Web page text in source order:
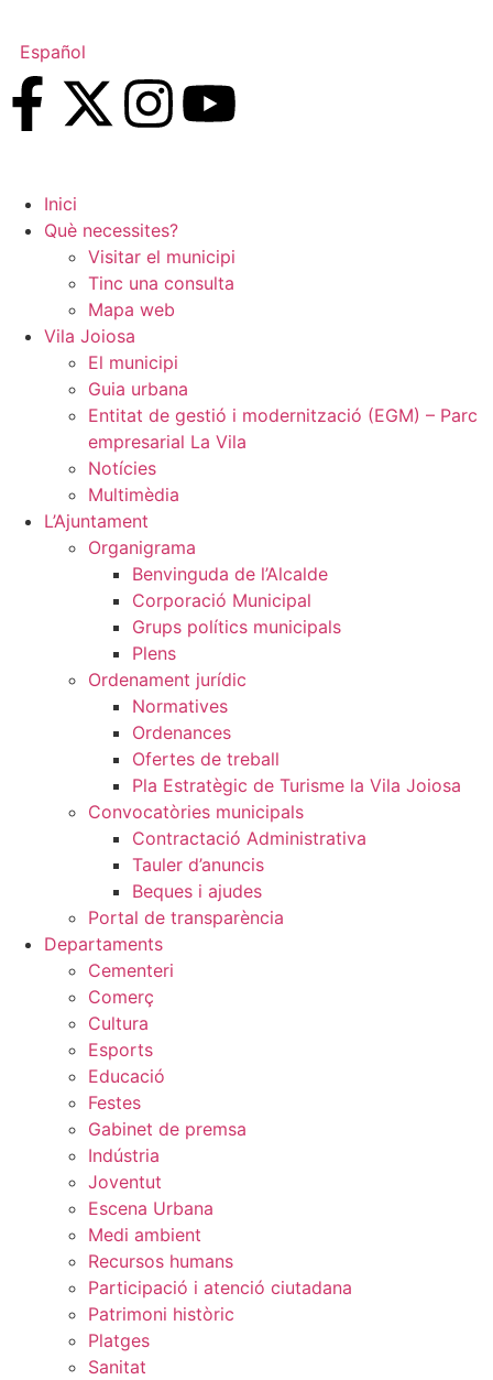
Español
Inici
Què necessites?
Visitar el municipi
Tinc una consulta
Mapa web
Vila Joiosa
El municipi
Guia urbana
Entitat de gestió i modernització (EGM) – Parc
empresarial La Vila
Notícies
Multimèdia
L’Ajuntament
Organigrama
Benvinguda de l’Alcalde
Corporació Municipal
Grups polítics municipals
Plens
Ordenament jurídic
Normatives
Ordenances
Ofertes de treball
Pla Estratègic de Turisme la Vila Joiosa
Convocatòries municipals
Contractació Administrativa
Tauler d’anuncis
Beques i ajudes
Portal de transparència
Departaments
Cementeri
Comerç
Cultura
Esports
Educació
Festes
Gabinet de premsa
Indústria
Joventut
Escena Urbana
Medi ambient
Recursos humans
Participació i atenció ciutadana
Patrimoni històric
Platges
Sanitat